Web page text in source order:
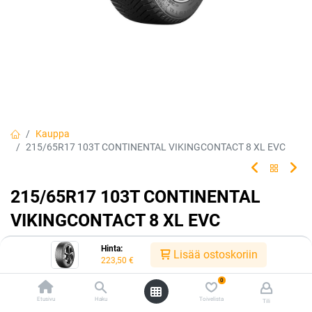
Hinta:
223,50 € Lisää ostoskoriin
Etusivu Haku
0
Toivelista Tili
Kauppa
215/65R17 103T CONTINENTAL VIKINGCONTACT 8 XL EVC
215/65R17 103T CONTINENTAL
VIKINGCONTACT 8 XL EVC
4019238088410 Tuotekoodi:228238
223,50€/ kpl
Saatavilla